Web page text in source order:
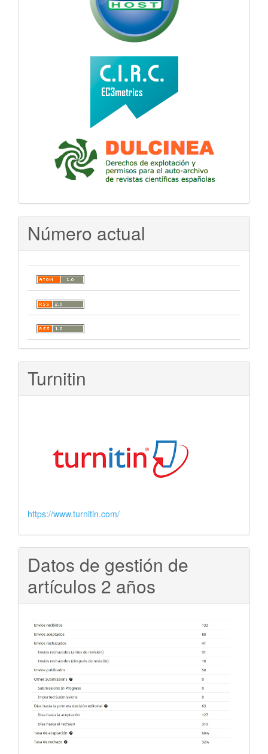
Número actual
Turnitin
https://www.turnitin.com/
Datos de gestión de
artículos 2 años